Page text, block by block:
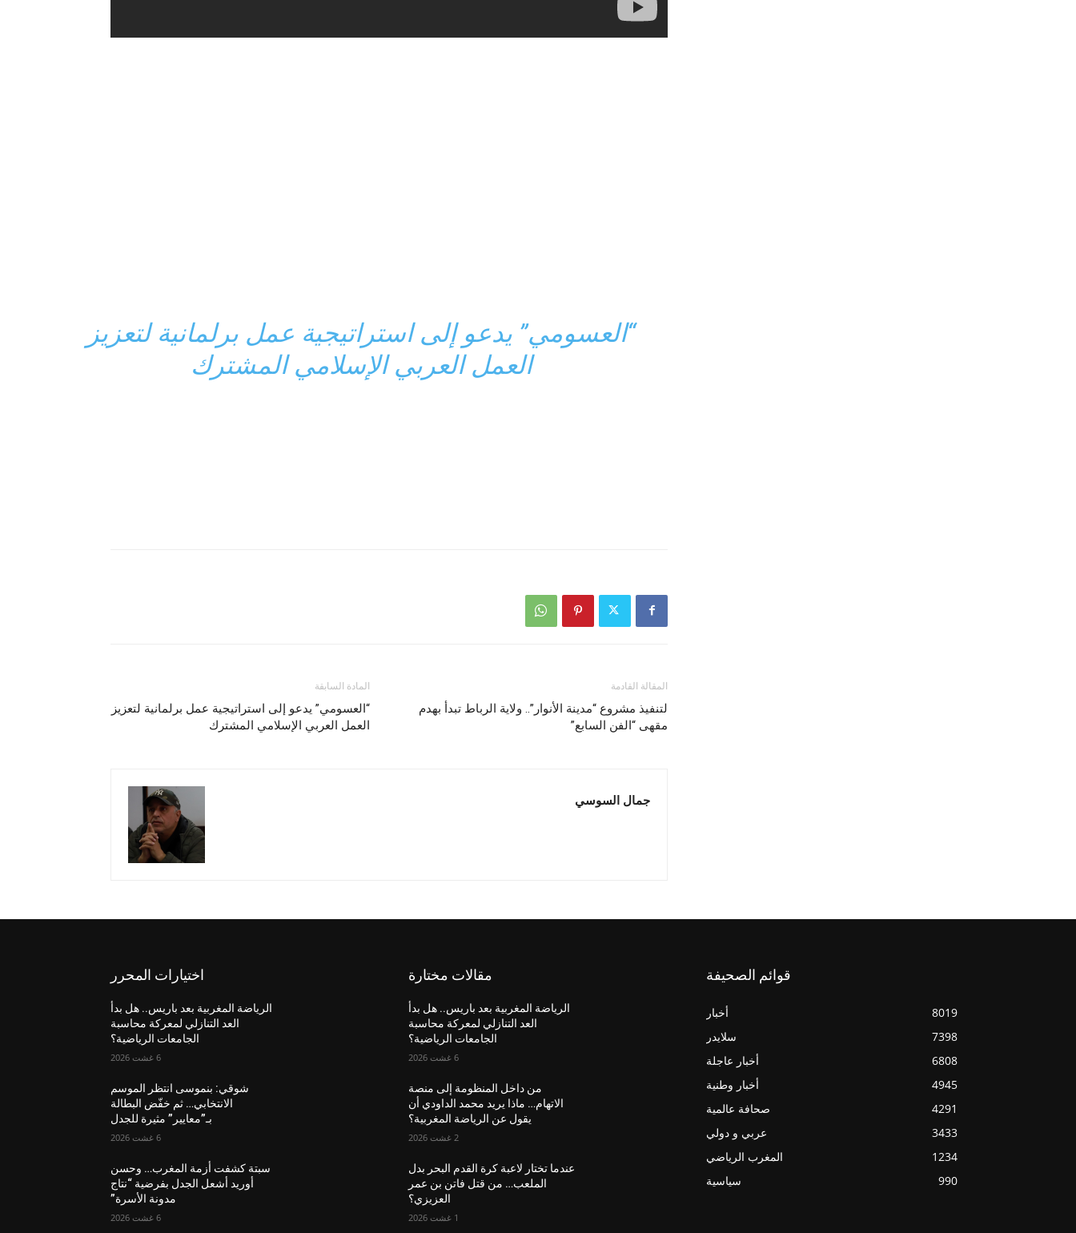
“العسومي” يدعو إلى استراتيجية عمل برلمانية لتعزيز
العمل العربي الإسلامي المشترك
المادة السابقة
“العسومي” يدعو إلى استراتيجية عمل برلمانية لتعزيز
العمل العربي الإسلامي المشترك
المقالة القادمة
لتنفيذ مشروع “مدينة الأنوار”.. ولاية الرباط تبدأ بهدم
مقهى “الفن السابع”
جمال السوسي
اختيارات المحرر
الرياضة المغربية بعد باريس.. هل بدأ
العد التنازلي لمعركة محاسبة
الجامعات الرياضية؟
6 غشت 2026
شوقي: بنموسى انتظر الموسم
الانتخابي… ثم خفّض البطالة
بـ”معايير” مثيرة للجدل
6 غشت 2026
سبتة كشفت أزمة المغرب… وحسن
أوريد أشعل الجدل بفرضية “نتاج
مدونة الأسرة”
6 غشت 2026
مقالات مختارة
الرياضة المغربية بعد باريس.. هل بدأ
العد التنازلي لمعركة محاسبة
الجامعات الرياضية؟
6 غشت 2026
من داخل المنظومة إلى منصة
الاتهام… ماذا يريد محمد الداودي أن
يقول عن الرياضة المغربية؟
2 غشت 2026
عندما تختار لاعبة كرة القدم البحر بدل
الملعب… من قتل فاتن بن عمر
العزيزي؟
1 غشت 2026
قوائم الصحيفة
أخبار
8019
سلايدر
7398
أخبار عاجلة
6808
أخبار وطنية
4945
صحافة عالمية
4291
عربي و دولي
3433
المغرب الرياضي
1234
سياسية
990